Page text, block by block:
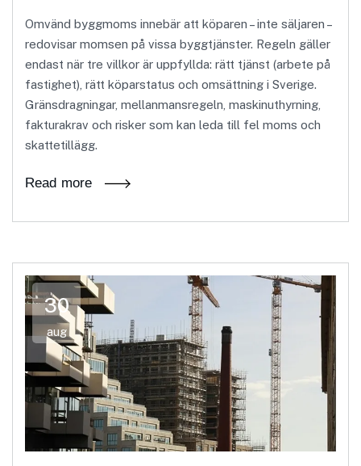
Omvänd byggmoms innebär att köparen – inte säljaren –
redovisar momsen på vissa byggtjänster. Regeln gäller
endast när tre villkor är uppfyllda: rätt tjänst (arbete på
fastighet), rätt köparstatus och omsättning i Sverige.
Gränsdragningar, mellanmansregeln, maskinuthyrning,
fakturakrav och risker som kan leda till fel moms och
skattetillägg.
Read more
30
aug